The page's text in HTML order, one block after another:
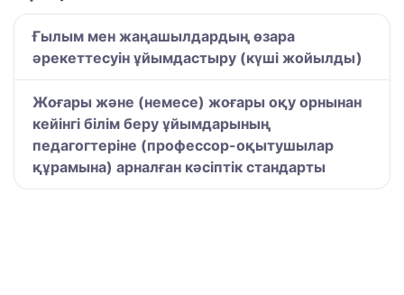
Ғылым мен жаңашылдардың өзара
әрекеттесуін ұйымдастыру (күші жойылды)
Жоғары және (немесе) жоғары оқу орнынан
кейінгі білім беру ұйымдарының
педагогтеріне (профессор-оқытушылар
құрамына) арналған кәсіптік стандарты